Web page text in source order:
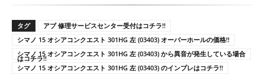
タグ
アブ 修理サービスセンター受付はコチラ!!
シマノ 15 オシアコンクエスト 301HG 左 (03403) オーバーホールの価格!!
シマノ 15 オシアコンクエスト 301HG 左 (03403) から異音が発生している場合
はコチラ!!
シマノ 15 オシアコンクエスト 301HG 左 (03403) のインプレはコチラ!!